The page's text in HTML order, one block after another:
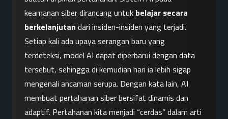
keamanan siber dirancang untuk belajar secara
berkelanjutan dari insiden-insiden yang terjadi.
Setiap kali ada upaya serangan baru yang
terdeteksi, model AI dapat diperbarui dengan data
tersebut, sehingga di kemudian hari ia lebih sigap
mengenali ancaman serupa. Dengan kata lain, AI
membuat pertahanan siber bersifat dinamis dan
adaptif. Pertahanan kita menjadi “cerdas” dalam arti